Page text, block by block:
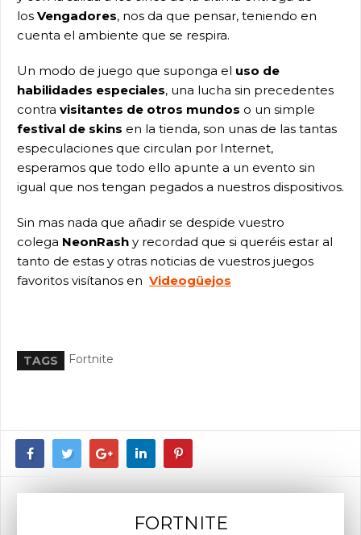
los Vengadores, nos da que pensar, teniendo en
cuenta el ambiente que se respira.
Un modo de juego que suponga el uso de
habilidades especiales, una lucha sin precedentes
contra visitantes de otros mundos o un simple
festival de skins en la tienda, son unas de las tantas
especulaciones que circulan por Internet,
esperamos que todo ello apunte a un evento sin
igual que nos tengan pegados a nuestros dispositivos.
Sin mas nada que añadir se despide vuestro
colega NeonRash y recordad que si queréis estar al
tanto de estas y otras noticias de vuestros juegos
favoritos visítanos en Videogüejos
TAGS Fortnite
FORTNITE